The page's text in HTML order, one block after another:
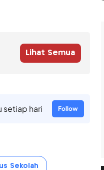
Lihat Semua
hari Follow
Sekolah